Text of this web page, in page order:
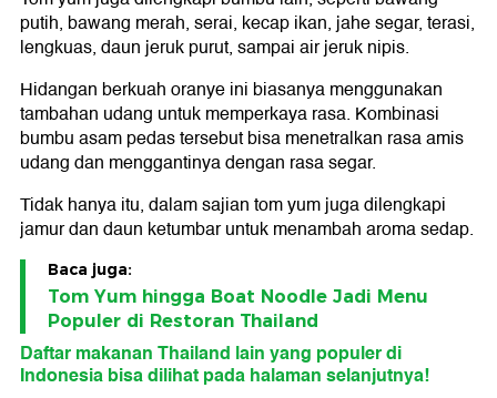
putih, bawang merah, serai, kecap ikan, jahe segar, terasi,
lengkuas, daun jeruk purut, sampai air jeruk nipis.
Hidangan berkuah oranye ini biasanya menggunakan
tambahan udang untuk memperkaya rasa. Kombinasi
bumbu asam pedas tersebut bisa menetralkan rasa amis
udang dan menggantinya dengan rasa segar.
Tidak hanya itu, dalam sajian tom yum juga dilengkapi
jamur dan daun ketumbar untuk menambah aroma sedap.
Baca juga:
Tom Yum hingga Boat Noodle Jadi Menu
Populer di Restoran Thailand
Daftar makanan Thailand lain yang populer di
Indonesia bisa dilihat pada halaman selanjutnya!